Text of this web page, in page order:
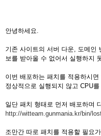
안녕하세요.
기존 사이트의 서버 다운, 도메인
보를 받아올 수 없어서 실행하지
이번 배포하는 패치를 적용하시
정상적으로 실행되지 않고 CPU
일단 패치 형태로 먼저 배포하며
http://witteam.gunmania.kr/bin/
조만간 따로 패치를 적용할 필요